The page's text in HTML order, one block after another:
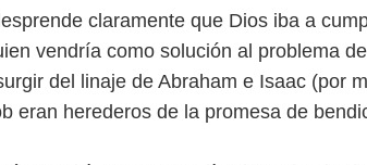
claramente que Dios iba a
vendría como solución al problema
del linaje de Abraham e Isaac (por
eran herederos de la promesa de